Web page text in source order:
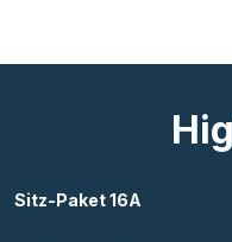
Sitz-Paket 16A